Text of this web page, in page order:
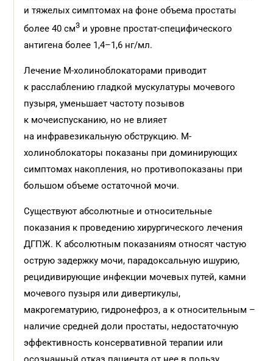
и тяжелых симптомах на фоне объема простаты
более 40 см3 и уровне простат-специфического
антигена более 1,4–1,6 нг/мл.
Лечение М-холиноблокаторами приводит
к расслаблению гладкой мускулатуры мочевого
пузыря, уменьшает частоту позывов
к мочеиспусканию, но не влияет
на инфравезикальную обструкцию. М-
холиноблокаторы показаны при доминирующих
симптомах накопления, но противопоказаны при
большом объеме остаточной мочи.
Существуют абсолютные и относительные
показания к проведению хирургического лечения
ДГПЖ. К абсолютным показаниям относят частую
острую задержку мочи, парадоксальную ишурию,
рецидивирующие инфекции мочевых путей, камни
мочевого пузыря или дивертикулы,
макрогематурию, гидронефроз, а к относительным –
наличие средней доли простаты, недостаточную
эффективность консервативной терапии или